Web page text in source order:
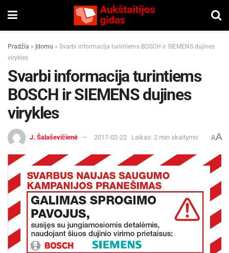
Pradžia » Įdomu » Svarbi informacija turintiems BOSCH ir SIEMENS dujines
virykles
Svarbi informacija turintiems
BOSCH ir SIEMENS dujines
virykles
J. Šalaševičienė 2017-02-22 Laikas: 2 min skaitymo AA